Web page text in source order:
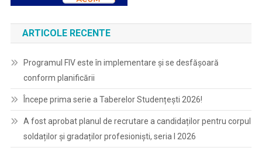
ARTICOLE RECENTE
Programul FIV este în implementare și se desfășoară
conform planificării
Începe prima serie a Taberelor Studențești 2026!
A fost aprobat planul de recrutare a candidaților pentru corpul
soldaților și gradaților profesioniști, seria I 2026